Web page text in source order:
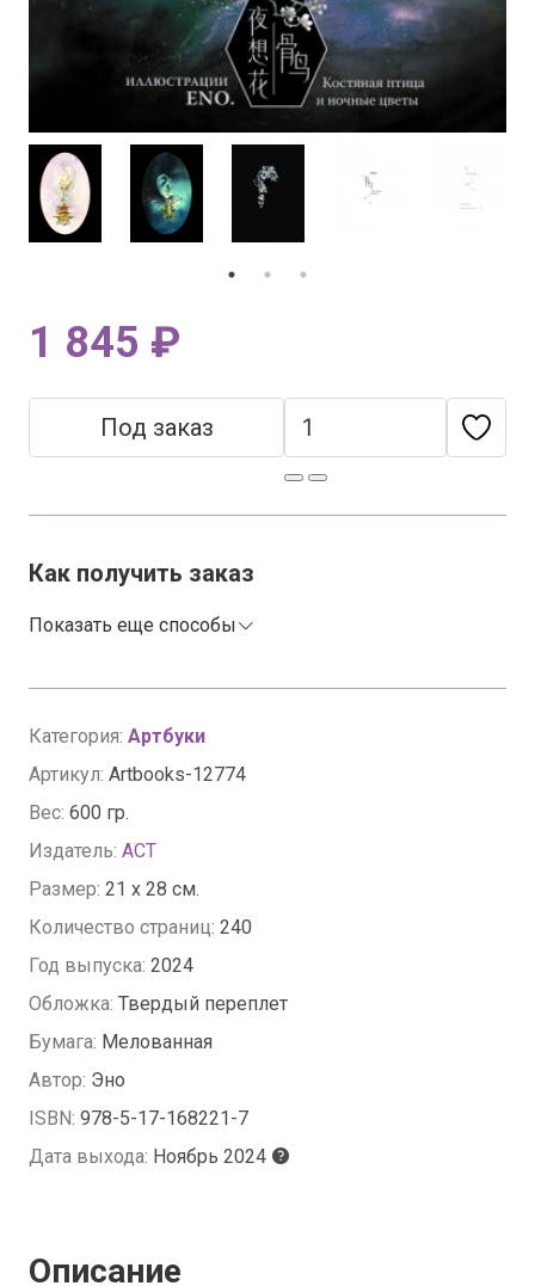
Категория: Артбуки
Артикул: Artbooks-12774
Вес: 600 гр.
Издатель: АСТ
Размер: 21 x 28 см.
Количество страниц: 240
Год выпуска: 2024
Обложка: Твердый переплет
Бумага: Мелованная
Автор: Эно
ISBN: 978-5-17-168221-7
Дата выхода: Ноябрь 2024
1 845 ₽
Под заказ
Как получить заказ
Показать еще способы
Описание